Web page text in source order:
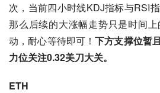
次，当前四小时线KDJ指标与RSI
那么后续的大涨幅走势只是时间
动，耐心等待即可！下方支撑位暂
力位关注0.32美刀大关。
ETH